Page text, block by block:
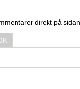
direkt på sidan.